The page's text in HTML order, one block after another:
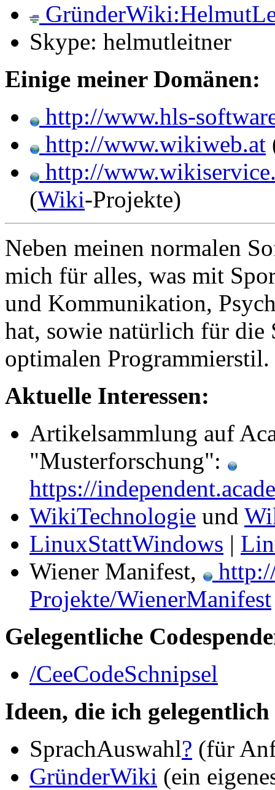
Skype: helmutleitner
Einige meiner Domänen:
http://www.hls-
http://www.wikiweb.at
http://
(Wiki-Projekte)
Neben meinen normalen
mich für alles, was mit
und Kommunikation,
hat, sowie natürlich für die
optimalen Programmierstil.
Aktuelle Interessen:
Artikelsammlung auf
"Musterforschung":
https://
WikiTechnologie und
LinuxStattWindows |
Wiener Manifest,
Projekte/WienerManifest
Gelegentliche
/CeeCodeSchnipsel
Ideen, die ich
SprachAuswahl? (für
GründerWiki (ein